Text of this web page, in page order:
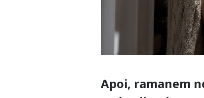
Apoi, ramanem